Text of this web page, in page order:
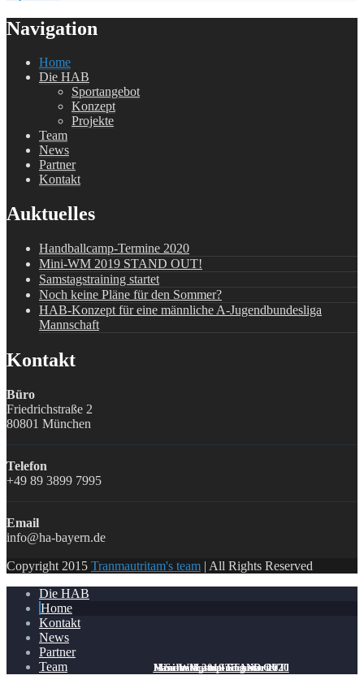
Handballcamp-Termine 2020
Mini-WM 2019 STAND OUT!
Samstagstraining startet
Navigation
Home
Die HAB
Sportangebot
Konzept
Projekte
Team
News
Partner
Kontakt
Auktuelles
Handballcamp-Termine 2020
Mini-WM 2019 STAND OUT!
Samstagstraining startet
Noch keine Pläne für den Sommer?
HAB-Konzept für eine männliche A-Jugendbundesliga
Mannschaft
Kontakt
Büro
Friedrichstraße 2
80801 München
Telefon
+49 89 3899 7995
Email
info@ha-bayern.de
Copyright 2015 Tranmautritam's team | All Rights Reserved
Die HAB
Home
Kontakt
News
Partner
Team